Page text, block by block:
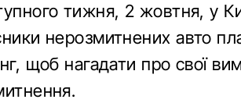
тижня, 2 жовтня, у
нерозмитнених авто
щоб нагадати про свої